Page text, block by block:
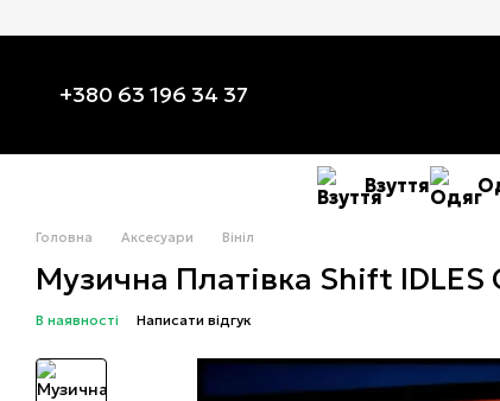
+380 63 196 34 37
Взуття
Головна Аксесуари Вініл
Музична Платівка Shift IDLES
В наявності Написати відгук